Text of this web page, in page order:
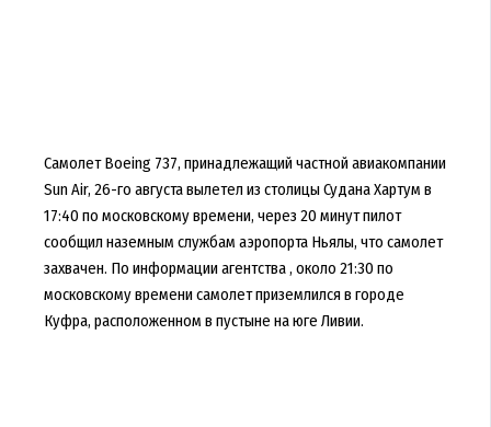
Самолет Boeing 737, принадлежащий частной авиакомпании
Sun Air, 26-го августа вылетел из столицы Судана Хартум в
17:40 по московскому времени, через 20 минут пилот
сообщил наземным службам аэропорта Ньялы, что самолет
захвачен. По информации агентства , около 21:30 по
московскому времени самолет приземлился в городе
Куфра, расположенном в пустыне на юге Ливии.